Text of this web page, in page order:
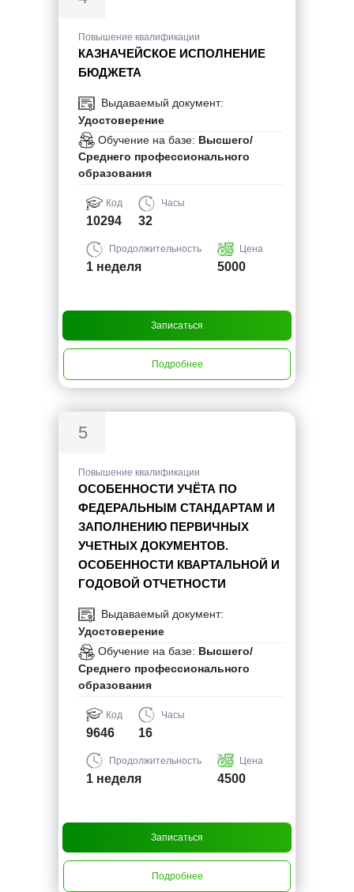
Повышение квалификации
КАЗНАЧЕЙСКОЕ ИСПОЛНЕНИЕ
БЮДЖЕТА
Выдаваемый документ:
Удостоверение
Обучение на базе: Высшего/
Среднего профессионального
образования
Код
10294
Часы
32
Продолжительность
1 неделя
Цена
5000
Записаться
Подробнее
5
Повышение квалификации
ОСОБЕННОСТИ УЧЁТА ПО
ФЕДЕРАЛЬНЫМ СТАНДАРТАМ И
ЗАПОЛНЕНИЮ ПЕРВИЧНЫХ
УЧЕТНЫХ ДОКУМЕНТОВ.
ОСОБЕННОСТИ КВАРТАЛЬНОЙ И
ГОДОВОЙ ОТЧЕТНОСТИ
Выдаваемый документ:
Удостоверение
Обучение на базе: Высшего/
Среднего профессионального
образования
Код
9646
Часы
16
Продолжительность
1 неделя
Цена
4500
Записаться
Подробнее